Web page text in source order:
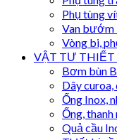
Phụ tùng
Van bướm
Vòng bi,
VẬT TƯ THIẾT
Bơm bùn
Dây
Ống Inox,
Ống, thanh
Quả cầu